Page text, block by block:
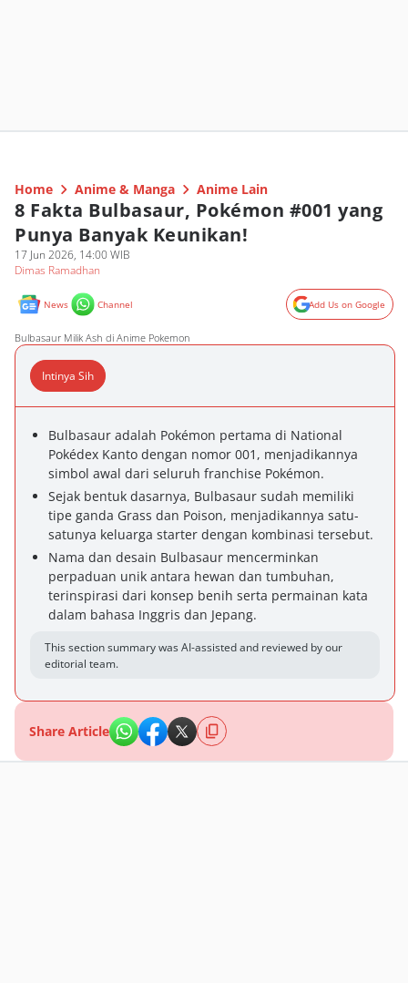
Home Anime & Manga Anime Lain
8 Fakta Bulbasaur, Pokémon #001 yang
Punya Banyak Keunikan!
17 Jun 2026, 14:00 WIB
Dimas Ramadhan
News Channel Add Us on Google
Bulbasaur Milik Ash di Anime Pokemon
Intinya Sih
Bulbasaur adalah Pokémon pertama di National
Pokédex Kanto dengan nomor 001, menjadikannya
simbol awal dari seluruh franchise Pokémon.
Sejak bentuk dasarnya, Bulbasaur sudah memiliki
tipe ganda Grass dan Poison, menjadikannya satu-
satunya keluarga starter dengan kombinasi tersebut.
Nama dan desain Bulbasaur mencerminkan
perpaduan unik antara hewan dan tumbuhan,
terinspirasi dari konsep benih serta permainan kata
dalam bahasa Inggris dan Jepang.
This section summary was AI-assisted and reviewed by our
editorial team.
Share Article